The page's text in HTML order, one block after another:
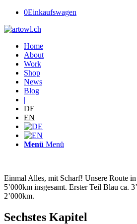
0Einkaufswagen
Home
About
Work
Shop
News
Blog
|
DE
EN
Menü Menü
Einmal Alles, mit Scharf! Unsere Route
5’000km insgesamt. Erster Teil Blau ca.
2’000km.
Sechstes Kapitel